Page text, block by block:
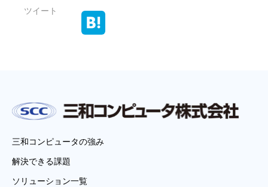
ツイート
三和コンピュータの強み
解決できる課題
ソリューション一覧